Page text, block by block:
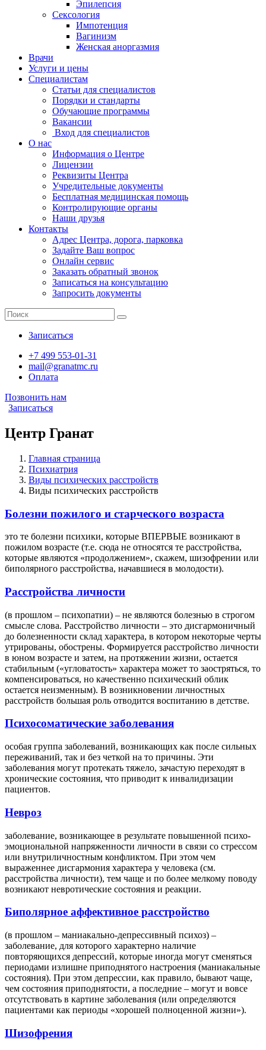
Эпилепсия
Сексология
Импотенция
Вагинизм
Женская аноргазмия
Врачи
Услуги и цены
Специалистам
Статьи для специалистов
Порядки и стандарты
Обучающие программы
Вакансии
Вход для специалистов
О нас
Информация о Центре
Лицензии
Реквизиты Центра
Учредительные документы
Бесплатная медицинская помощь
Контролирующие органы
Наши друзья
Контакты
Адрес Центра, дорога, парковка
Задайте Ваш вопрос
Онлайн сервис
Заказать обратный звонок
Записаться на консультацию
Запросить документы
Записаться
+7 499 553-01-31
mail@granatmc.ru
Оплата
Позвонить нам
Записаться
Центр Гранат
Главная страница
Психиатрия
Виды психических расстройств
Виды психических расстройств
Болезни пожилого и старческого возраста
это те болезни психики, которые ВПЕРВЫЕ возникают в
пожилом возрасте (т.е. сюда не относятся те расстройства,
которые являются «продолжением», скажем, шизофрении или
биполярного расстройства, начавшиеся в молодости).
Расстройства личности
(в прошлом – психопатии) – не являются болезнью в строгом
смысле слова. Расстройство личности – это дисгармоничный
до болезненности склад характера, в котором некоторые черты
утрированы, обострены. Формируется расстройство личности
в юном возрасте и затем, на протяжении жизни, остается
стабильным («угловатость» характера может то заостряться, то
компенсироваться, но качественно психический облик
остается неизменным). В возникновении личностных
расстройств большая роль отводится воспитанию в детстве.
Психосоматические заболевания
особая группа заболеваний, возникающих как после сильных
переживаний, так и без четкой на то причины. Эти
заболевания могут протекать тяжело, зачастую переходят в
хронические состояния, что приводит к инвалидизации
пациентов.
Невроз
заболевание, возникающее в результате повышенной психо-
эмоциональной напряженности личности в связи со стрессом
или внутриличностным конфликтом. При этом чем
выраженнее дисгармония характера у человека (см.
расстройства личности), тем чаще и по более мелкому поводу
возникают невротические состояния и реакции.
Биполярное аффективное расстройство
(в прошлом – маниакально-депрессивный психоз) –
заболевание, для которого характерно наличие
повторяющихся депрессий, которые иногда могут сменяться
периодами излишне приподнятого настроения (маниакальные
состояния). При этом депрессии, как правило, бывают чаще,
чем состояния приподнятости, а последние – могут и вовсе
отсутствовать в картине заболевания (или определяются
пациентами как периоды «хорошей полноценной жизни»).
Шизофрения